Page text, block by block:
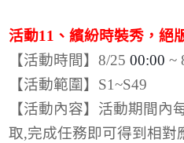
活動11 、繽紛時裝秀，絕
【活動時間】8/2500:00~
【活動範圍】 S1~S49
【活動內容】活動期間內
取,完成任務即可得到相對